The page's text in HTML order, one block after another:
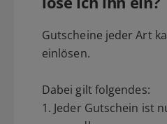
Gutscheine jeder Art
einlösen.
Dabei gilt folgendes:
1. Jeder Gutschein ist